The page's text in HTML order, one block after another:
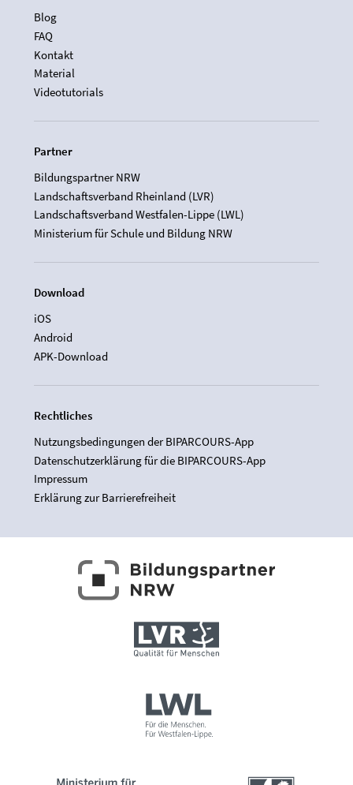
Blog
FAQ
Kontakt
Material
Videotutorials
Partner
Bildungspartner NRW
Landschaftsverband Rheinland (LVR)
Landschaftsverband Westfalen-Lippe (LWL)
Ministerium für Schule und Bildung NRW
Download
iOS
Android
APK-Download
Rechtliches
Nutzungsbedingungen der BIPARCOURS-App
Datenschutzerklärung für die BIPARCOURS-App
Impressum
Erklärung zur Barrierefreiheit